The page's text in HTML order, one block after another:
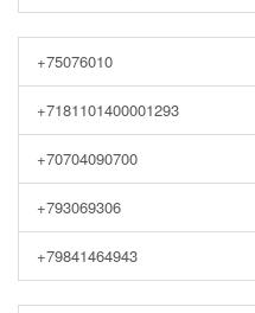
+75076010
+7181101400001293
+70704090700
+793069306
+79841464943